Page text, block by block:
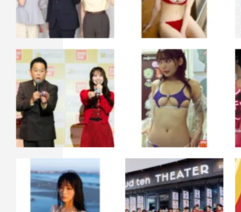
『アンメット ある脳外科医の日記』千葉雄大 ©
目の前で起こっていることを見過ごさな
日を大切に生きるということ。あらため
みようと思います。楽しんでいただけま
岡山天音 コメント